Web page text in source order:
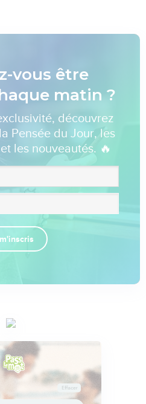
vous être
matin ?
découvrez
Pensée du Jour, les
les nouveautés. 🔥